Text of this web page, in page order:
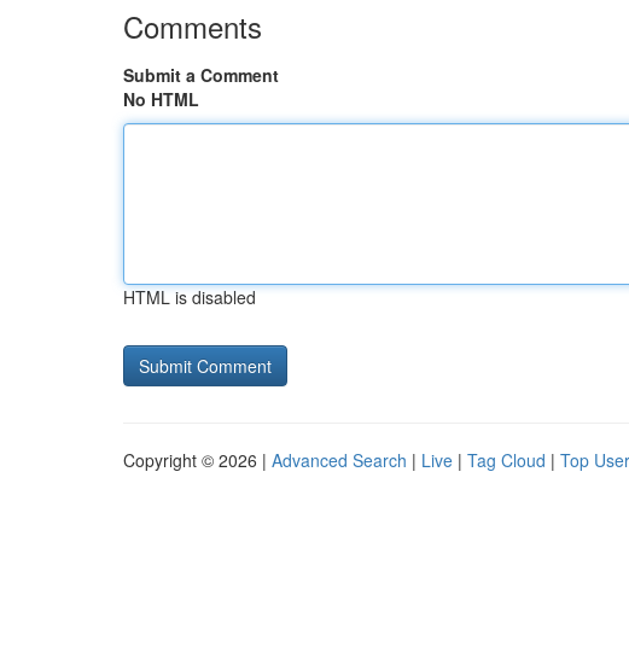
Comments
Submit a Comment
No HTML
HTML is disabled
Copyright © 2026 | Advanced Search | Live | Tag Cloud | Top